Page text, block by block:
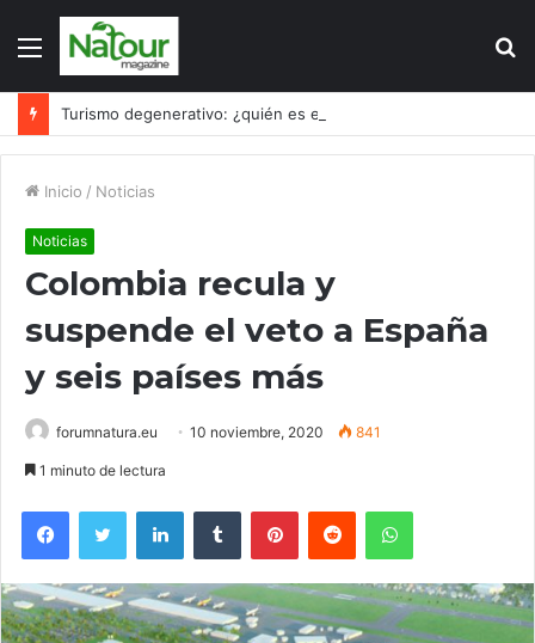
Menú
Inicio / Noticias
Noticias
Colombia recula y
suspende el veto a España
y seis países más
forumnatura.eu 10 noviembre, 2020 841
1 minuto de lectura
FacebookTwitter LinkedInTumblr PinterestReddit WhatsApp